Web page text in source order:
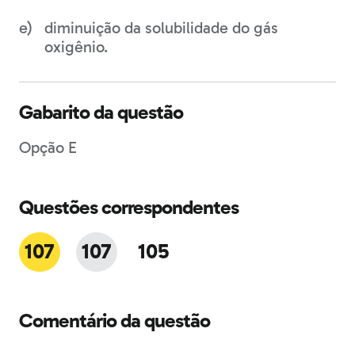
diminuição da solubilidade do gás
oxigênio.
Gabarito da questão
Opção E
Questões correspondentes
107 107 105
Comentário da questão